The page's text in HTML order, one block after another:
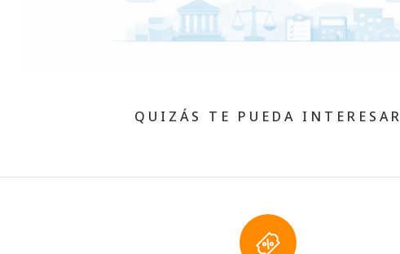
QUIZÁS TE PUEDA INTERESAR